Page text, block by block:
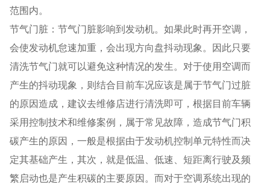
范围内。
节气门脏：节气门脏影响到发动机。如果此时再开空调，
会使发动机怠速加重，会出现方向盘抖动现象。因此只要
清洗节气门就可以避免这种情况的发生。对于使用空调而
产生的抖动现象，则结合目前车况应该是属于节气门过脏
的原因造成，建议去维修店进行清洗即可，根据目前车辆
采用控制技术和维修案例，属于常见故障，造成节气门积
碳产生的原因，一般是根据由于发动机控制单元特性而决
定其基础产生，其次，就是低温、低速、短距离行驶及频
繁启动也是产生积碳的主要原因。而对于空调系统出现的